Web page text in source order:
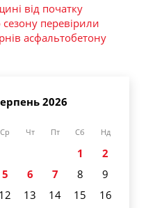
від початку
перевірили
асфальтобетону
2026
Ср Чт Пт Сб Нд
1
2
5 6 7 8
9
12 13 14 15
16